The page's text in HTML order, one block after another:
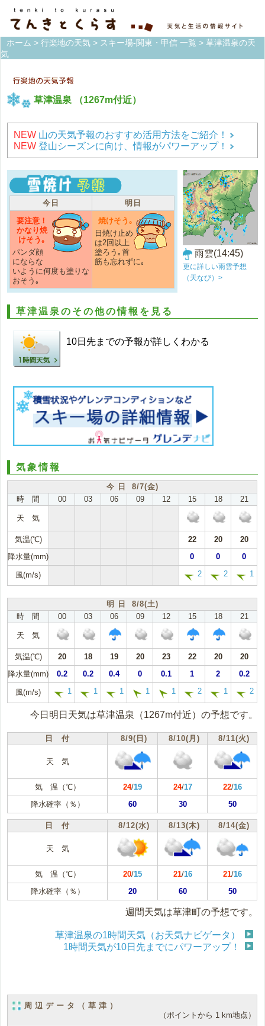
ホーム > 行楽地の天気 > スキー場-関東・甲信 一覧 > 草津温泉の天
気
草津温泉 （1267m付近）
NEW 山の天気予報のおすすめ活用方法をご紹介！
NEW 登山シーズンに向け、情報がパワーアップ！
今日
明日
要注意！
かなり焼
けそう｡
パンダ顔
にならな
いように何度も塗りな
おそう｡
焼けそう｡
日焼け止め
は2回以上
塗ろう｡首
筋も忘れずに｡
雨雲(14:45)
更に詳しい雨雲予想
（天なび）>
草津温泉のその他の情報を見る
10日先までの予報が詳しくわかる
気象情報
今 日 8/7(金)
時 間
00 03 06 09 12 15 18 21
天 気
気温(℃) 22 20
20
降水量(mm)
0 0 0
風(m/s) 2 2 1
明 日 8/8(土)
時 間
00 03 06 09 12 15 18 21
天 気
気温(℃) 20 18 19 20 23 22 20
20
降水量(mm)
0.2 0.2 0.4 0 0.1 1 2 0.2
風(m/s) 1 1 1 1 1 2 1 2
今日明日天気は草津温泉（1267m付近）の予想です。
日 付 8/9(日) 8/10(月) 8/11(火)
天 気
気 温（℃） 24/19 24/17 22/16
降水確率（％）
60 30 50
日 付 8/12(水) 8/13(木) 8/14(金)
天 気
気 温（℃） 20/15 21/16 21/16
降水確率（％）
20 60 50
週間天気は草津町の予想です。
草津温泉の1時間天気（お天気ナビゲータ）
1時間天気が10日先までにパワーアップ！
周辺データ（草津）
（ポイントから 1 km地点）